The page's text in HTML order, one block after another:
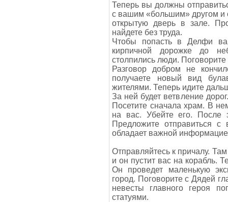
Теперь вы должны
с вашим «большим» другом и
открытую дверь в зале.
найдете без труда.
Чтобы попасть в Делфи
кирпичной дорожке до
столпились люди.
Разговор добром не
получаете новый вид
жителями. Теперь идите
За ней будет ветвление
Посетите сначала храм. В
на вас. Убейте его. После
Предложите отправиться
обладает важной
Отправляйтесь к причалу.
и он пустит вас на корабль.
Он проведет маленькую
город. Поговорите с Дядей
невесты главного героя
статуями.